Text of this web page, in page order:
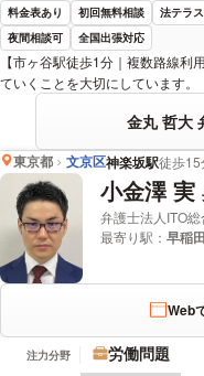
料金表あり 初回無料相談 法テラ
夜間相談可
全国出張対応
【市ヶ谷駅徒歩1分｜複数路線利
ていくことを大切にしています。
金丸 哲大
東京都 文京区神楽坂駅徒歩15
小金澤 実
弁護士法人ITO
最寄り駅： 早稲田
Web
注力分野
労働問題